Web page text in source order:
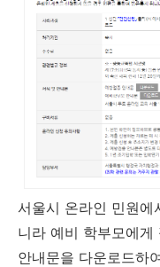
서울시 온라인 민원
니라 예비 학부모에게
안내문을 다운로드하